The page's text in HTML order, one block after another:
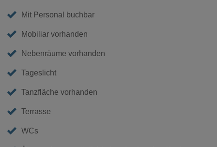
Mit Personal buchbar
Mobiliar vorhanden
Nebenräume vorhanden
Tageslicht
Tanzfläche vorhanden
Terrasse
WCs